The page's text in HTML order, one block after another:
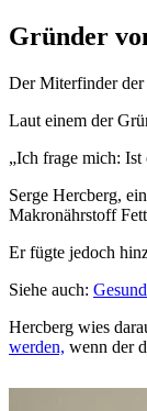
Gründer
Der Miterfinder der
Laut einem der
Ich frage mich: Ist
Serge Hercberg,
Makronährstoff
Er fügte jedoch
Siehe auch:
Hercberg wies
werden, wenn der